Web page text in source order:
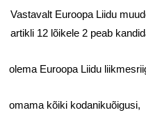
Vastavalt Euroopa Liidu
artikli 12 lõikele 2 peab
olema Euroopa Liidu
omama kõiki kodanikuõigusi,